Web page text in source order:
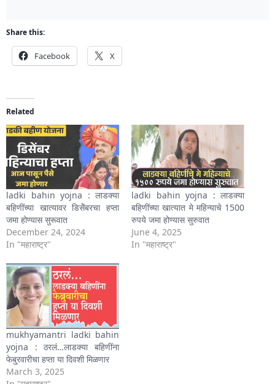
Share this:
Facebook X
Related
ladki bahin yojna : लाडक्या
बहिणींच्या खात्यावर डिसेेंबरचा हप्ता
जमा होण्यास सुरूवात
December 24, 2024
In "महाराष्ट्र"
ladki bahin yojna : लाडक्या
बहिणींच्या खात्यात मे महिन्याचे 1500
रुपये जमा होण्यास सुरुवात
June 4, 2025
In "महाराष्ट्र"
mukhyamantri ladki bahin
yojna : ठरलं…लाडक्या बहिणींना
फेबु्रवारीचा हप्ता या दिवशी मिळणार
March 3, 2025